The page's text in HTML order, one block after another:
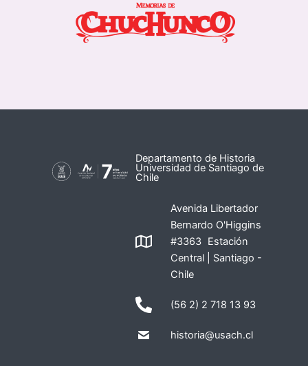
Departamento de Historia
Universidad de Santiago de
Chile
Avenida Libertador
Bernardo O'Higgins
#3363 Estación
Central | Santiago -
Chile
(56 2) 2 718 13 93
historia@usach.cl